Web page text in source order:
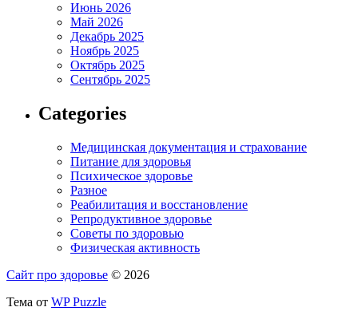
Июнь 2026
Май 2026
Декабрь 2025
Ноябрь 2025
Октябрь 2025
Сентябрь 2025
Categories
Медицинская документация и страхование
Питание для здоровья
Психическое здоровье
Разное
Реабилитация и восстановление
Репродуктивное здоровье
Советы по здоровью
Физическая активность
Сайт про здоровье © 2026
Тема от WP Puzzle